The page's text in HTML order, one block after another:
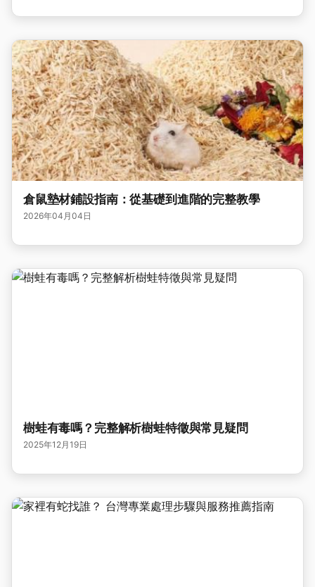
倉鼠墊材鋪設指南：從基礎到進階的完整教學
2026年04月04日
樹蛙有毒嗎？完整解析樹蛙特徵與常見疑問
2025年12月19日